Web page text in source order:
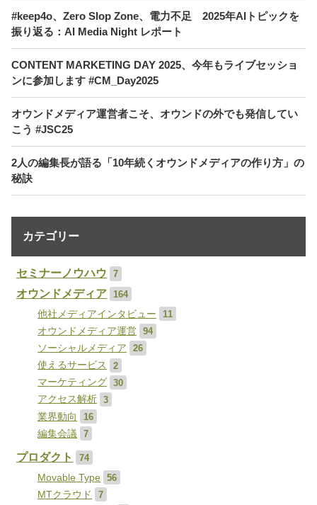
#keep4o、Zero Slop Zone、電力不足 2025年AIトピックを
振り返る：AI Media Night レポート
CONTENT MARKETING DAY 2025、今年もライブセッショ
ンに参加します #CM_Day2025
オウンドメディア運営者こそ、オウンドの外でも発信してい
こう #JSC25
2人の編集長が語る「10年続くオウンドメディアの作り方」の
秘訣
カテゴリー
セミナーノウハウ 7
オウンドメディア
164
他社メディアインタビュー
11
オウンドメディア運営
94
ソーシャルメディア
26
使えるサービス
2
マーケティング
30
アクセス解析
3
業界動向
16
編集会議
7
プロダクト
74
Movable Type
56
MTクラウド
7